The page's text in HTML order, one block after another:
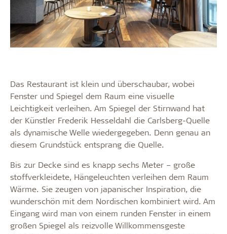
Das Restaurant ist klein und überschaubar, wobei
Fenster und Spiegel dem Raum eine visuelle
Leichtigkeit verleihen. Am Spiegel der Stirnwand hat
der Künstler Frederik Hesseldahl die Carlsberg-Quelle
als dynamische Welle wiedergegeben. Denn genau an
diesem Grundstück entsprang die Quelle.
Bis zur Decke sind es knapp sechs Meter – große
stoffverkleidete, Hängeleuchten verleihen dem Raum
Wärme. Sie zeugen von japanischer Inspiration, die
wunderschön mit dem Nordischen kombiniert wird. Am
Eingang wird man von einem runden Fenster in einem
großen Spiegel als reizvolle Willkommensgeste